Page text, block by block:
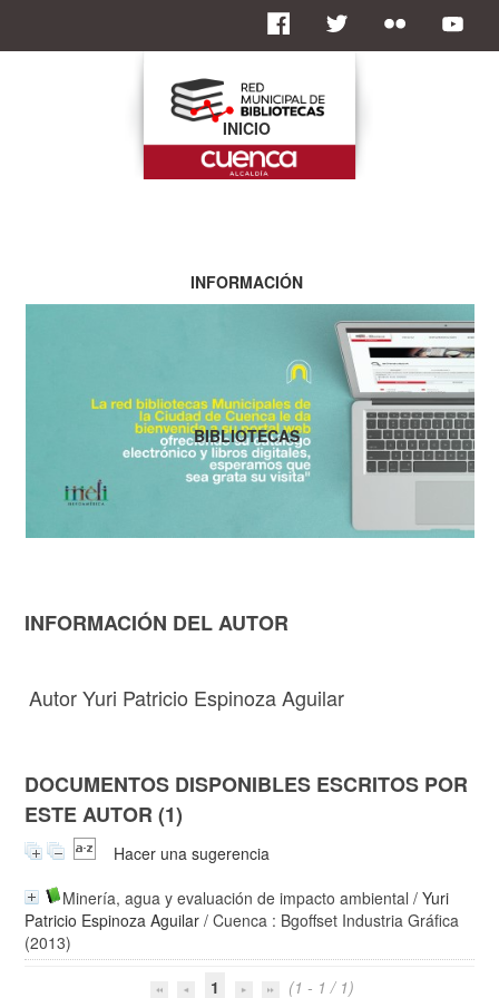
INFORMACIÓN DEL AUTOR
Autor Yuri Patricio Espinoza Aguilar
DOCUMENTOS DISPONIBLES ESCRITOS POR
ESTE AUTOR (1)
Hacer una sugerencia
Minería, agua y evaluación de impacto ambiental /Yuri
Patricio Espinoza Aguilar / Cuenca : Bgoffset Industria Gráfica
(2013)
1
(1 - 1 / 1)
INICIO
INFORMACIÓN
BIBLIOTECAS